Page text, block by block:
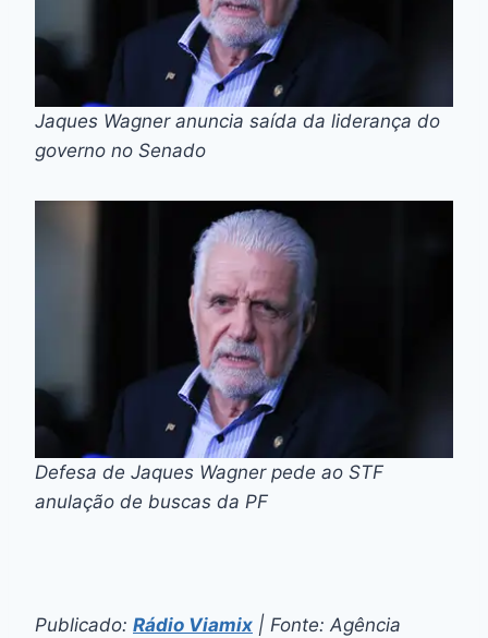
Jaques Wagner anuncia saída da liderança do
governo no Senado
Defesa de Jaques Wagner pede ao STF
anulação de buscas da PF
Publicado: Rádio Viamix | Fonte: Agência